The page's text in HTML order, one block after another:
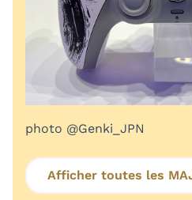
photo @Genki_JPN
Afficher toutes les